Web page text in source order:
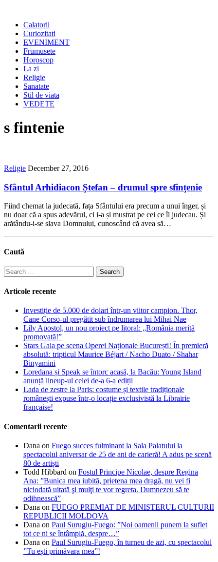
Calatorii
Curiozitati
EVENIMENT
Frumusete
Horoscop
La zi
Religie
Sanatate
Stil de viata
VEDETE
s fintenie
Religie December 27, 2016
Sfântul Arhidiacon Ștefan ‒ drumul spre sfințenie
Fiind chemat la judecată, fața Sfântului era precum a unui înger, și
nu doar că a spus adevărul, ci i-a și mustrat pe cei ce îl judecau. Și
arătându-i-se slava Domnului, cunoscând că avea să…
Caută
Search
for:
Articole recente
Investiție de 5.000 de dolari într-un viitor campion. Thor,
Cane Corso-ul pregătit sub îndrumarea lui Mihai Nae
Lily Apostol, un nou proiect pe litoral: „România merită
promovată!”
Stars Gala pe scena Operei Naționale București! În premieră
absolută: tripticul Maurice Béjart / Nacho Duato / Shahar
Binyamini
Loredana și Speak se întorc acasă, la Bacău: Young Island
anunță lineup-ul celei de-a 6-a ediții
Lada de zestre la Paris: costume și textile tradiționale
românești expuse într-o locație exclusivistă la Librairie
française!
Comentarii recente
Dana on Fuego succes fulminant la Sala Palatului la
spectacolul aniversar de 25 de ani de carieră! A adus pe scenă
80 de artiști
Todd Hibbard on Fostul Principe Nicolae, despre Regina
Ana: ”Bunica mea iubită, prietena mea dragă, nu vei fi
niciodată uitată şi mulţi te vor regreta. Dumnezeu să te
odihnească”
Dana on FUEGO PREMIAT DE MINISTERUL CULTURII
REPUBLICII MOLDOVA
Dana on Paul Surugiu-Fuego: ”Noi oamenii punem la suflet
tot ce ni se întâmplă, despre…”
Dana on Paul Surugiu-Fuego, în turneu de azi, cu spectacolul
”Tu ești primăvara mea”!